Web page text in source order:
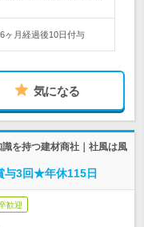
ヶ月経過後10日付与
気になる
を持つ建材商社｜社風は風
与3回★年休115日
歓迎